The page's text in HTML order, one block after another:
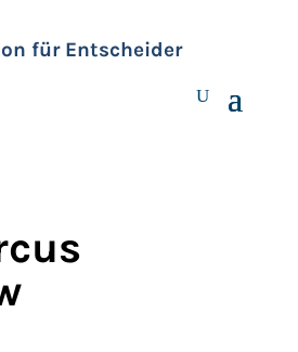
für Entscheider